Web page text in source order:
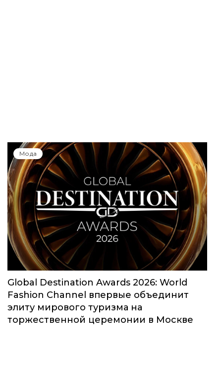
Мода
Global Destination Awards 2026: World
Fashion Channel впервые объединит
элиту мирового туризма на
торжественной церемонии в Москве